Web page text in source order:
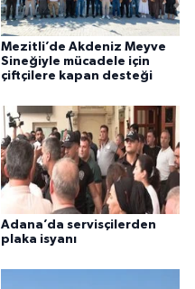
Mezitli’de Akdeniz Meyve
Sineğiyle mücadele için
çiftçilere kapan desteği
Adana’da servisçilerden
plaka isyanı